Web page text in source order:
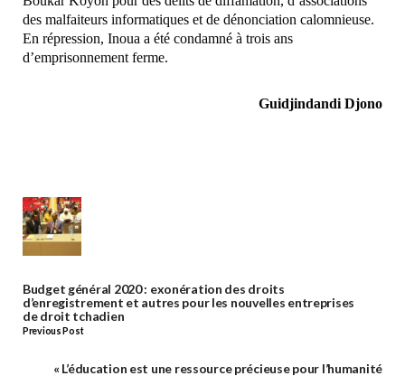
des malfaiteurs informatiques et de dénonciation calomnieuse.
En répression, Inoua a été condamné à trois ans
d’emprisonnement ferme.
Guidjindandi Djono
Budget général 2020 : exonération des droits
d’enregistrement et autres pour les nouvelles entreprises
de droit tchadien
Previous Post
« L’éducation est une ressource précieuse pour l’humanité